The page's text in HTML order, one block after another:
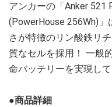
アンカーの「Anker
(PowerHouse 256Wh)
さが特徴のリン酸鉄リ
質なセルを採用！ 一般
命バッテリーを実現し
●商品詳細